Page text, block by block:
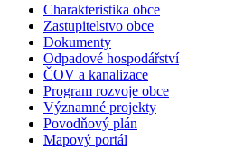
Charakteristika obce
Zastupitelstvo obce
Dokumenty
Odpadové hospodářství
ČOV a kanalizace
Program rozvoje obce
Významné projekty
Povodňový plán
Mapový portál